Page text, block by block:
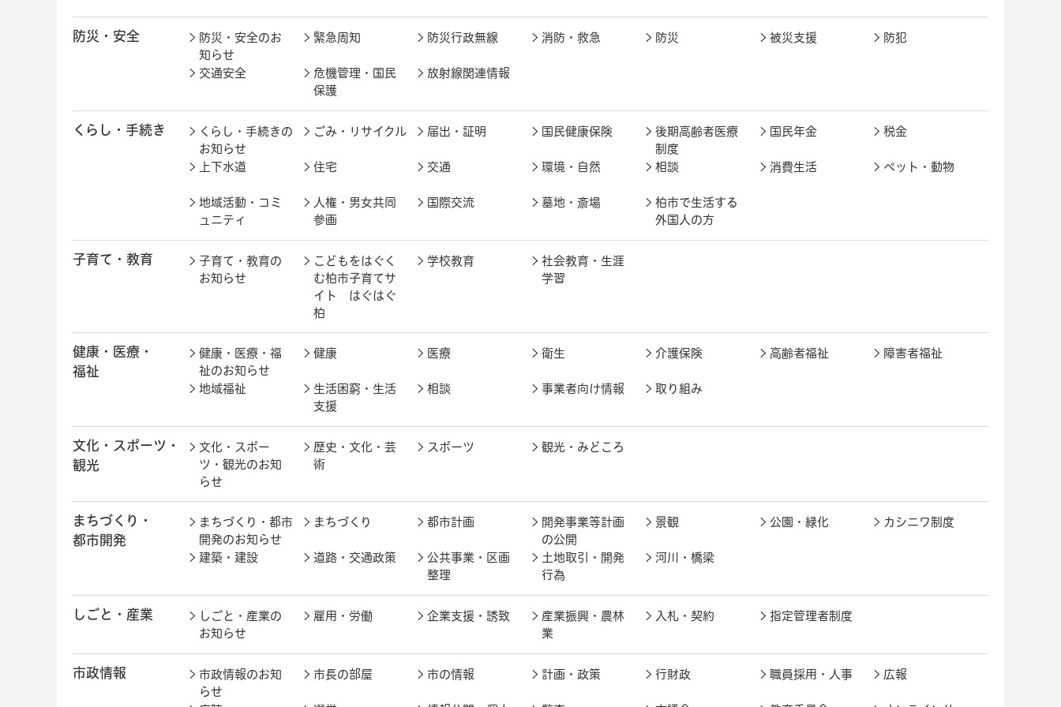
防災・安全
防災・安全のお
知らせ
緊急周知 防災行政無線 消防・救急 防災 被災支援 防犯
交通安全
危機管理・国民
保護
放射線関連情報
くらし・手続き
くらし・手続きの
お知らせ
ごみ・リサイクル 届出・証明 国民健康保険
後期高齢者医療
制度
国民年金 税金
上下水道 住宅 交通 環境・自然 相談 消費生活 ペット・動物
地域活動・コミ
ュニティ
人権・男女共同
参画
国際交流 墓地・斎場
柏市で生活する
外国人の方
子育て・教育
子育て・教育の
お知らせ
こどもをはぐく
む柏市子育てサ
イト はぐはぐ
柏
学校教育
社会教育・生涯
学習
健康・医療・
福祉
健康・医療・福
祉のお知らせ
健康 医療 衛生 介護保険 高齢者福祉 障害者福祉
地域福祉
生活困窮・生活
支援
相談 事業者向け情報 取り組み
文化・スポーツ・
観光
文化・スポー
ツ・観光のお知
らせ
歴史・文化・芸
術
スポーツ 観光・みどころ
まちづくり・
都市開発
まちづくり・都市
開発のお知らせ
まちづくり 都市計画
開発事業等計画
の公開
景観 公園・緑化 カシニワ制度
建築・建設 道路・交通政策
公共事業・区画
整理
土地取引・開発
行為
河川・橋梁
しごと・産業
しごと・産業の
お知らせ
雇用・労働 企業支援・誘致
産業振興・農林
業
入札・契約 指定管理者制度
市政情報
市政情報のお知
らせ
市長の部屋 市の情報 計画・政策 行財政 職員採用・人事 広報